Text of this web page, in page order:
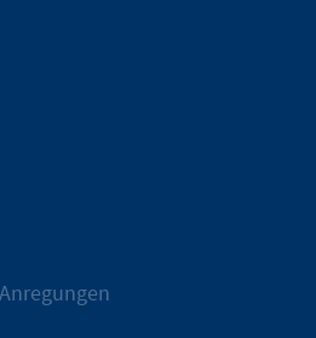
der Berliner Wirtschaft.
Teaserphase geht die
in die nächste Stufe. Mit